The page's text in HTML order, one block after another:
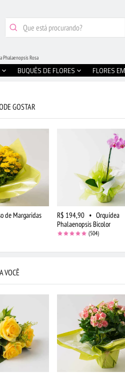
BUQUÊS DE FLORES FLORES
Phalaenopsis Rosa
GOSTAR
de Margaridas
R$ 194,90 • Orquídea
Phalaenopsis Bicolor
(504)
VOCÊ